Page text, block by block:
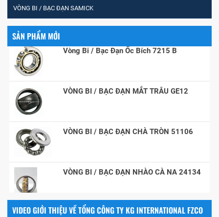
VÒNG BI / BẠC ĐẠN SAMICK
SẢN PHẨM MỚI
MĂNG XÔNG H2306
Vòng Bi / Bạc Đạn Ốc Bích 7215 B
VÒNG BI / BẠC ĐẠN MẮT TRÂU GE12
VÒNG BI / BẠC ĐẠN CHÀ TRÒN 51106
VÒNG BI / BẠC ĐẠN NHÀO CÀ NA 24134
Vòng bi / Bạc đạn tròn : 698
VIDEO GIỚI THIỆU VỀ TỔNG CÔNG TY KG INTERNATIONAL FZCO